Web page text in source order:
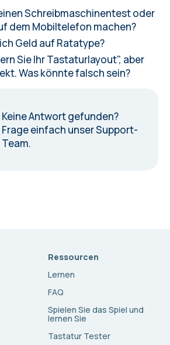
Schreibmaschinentest oder
dem Mobiltelefon machen?
Geld auf Ratatype?
Sie Ihr Tastaturlayout", aber
Was könnte falsch sein?
Keine Antwort gefunden?
Frage einfach unser Support-
Team.
Ressourcen
Lernen
FAQ
Spielen Sie das Spiel und
lernen Sie
Tastatur Tester